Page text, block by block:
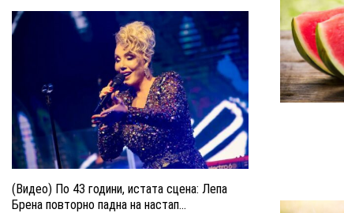
(Видео) По 43 години, истата сцена: Лепа
Брена повторно падна на настап...